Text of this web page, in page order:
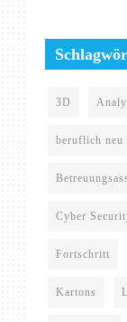
3D
beruflich neu
Cyber
Fortschritt
Kartons